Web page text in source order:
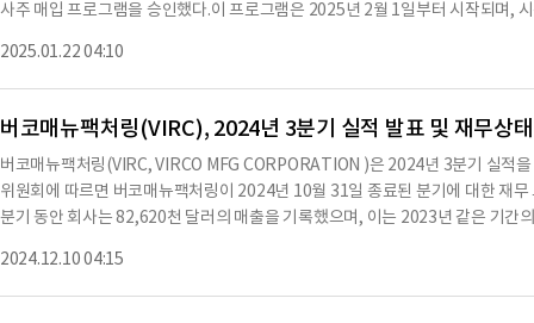
2025년 4월 11일, 2025년 3월 26일 기준으로 보통주 주주에게 지급될 예정이
나 문맥상 요약이 컨텐츠 원문과 다를 수 있습니다. 해당 컨텐츠
사주 매입 프로그램을 승인했다.이 프로그램은 2025년 2월 1일부터 시작되며,
10b5-1 조항에 따라 자격을 갖춘 거래 계획을 포함한다.자사주 매입의 시기와
건, 현재 주가, 거래량 및 기타 고려 사항에 따라 달라질 것이다.자사주 매입 권
않으며, 프로그램은 회사의 재량에 따라 사전 통지 없이 중단되거나 종료될 수
자금을 기존 현금 및 현금성 자산을 활용할 계획이다.이 보도자료는 Exhibit
있다.또한, 이 보도자료는 1995년 사모증권소송개혁법에 정의된 '미래 예측 진
황에 대한 현재의 기대와 신념에 기반하고 있으며, 이러한 진술에 과도한 의존
실성, 가정 및 기타 요인을 포함하며, 많은 요인은 우리의 통제를 벗어나고 예측
료에 대한 언급 없이도 보도자료, 정기 보고서 또는 기타
2025.01.22 04:10
버코매뉴팩처링(VIRC), 2024년 3분기 실적 발표 및 재무상태
버코매뉴팩처링(VIRC, VIRCO MFG CORPORATION )은 2024년 3분기 실적
위원회에 따르면 버코매뉴팩처링이 2024년 10월 31일 종료된 분기에 대한 재
분기 동안 회사는 82,620천 달러의 매출을 기록했으며, 이는 2023년 같은 기간
서 소폭 하락했다.판매, 일반 및 관리비용은 25,565천 달러로, 지난해 같은 기
안의
2024.12.10 04:15